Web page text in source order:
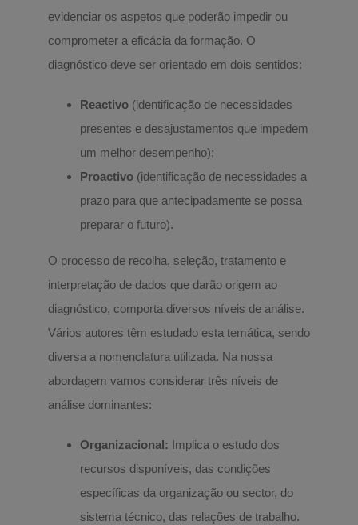
evidenciar os aspetos que poderão impedir ou
comprometer a eficácia da formação. O
diagnóstico deve ser orientado em dois sentidos:
Reactivo(identificação de necessidades
presentes e desajustamentos que impedem
um melhor desempenho);
Proactivo(identificação de necessidades a
prazo para que antecipadamente se possa
preparar o futuro).
O processo de recolha, seleção, tratamento e
interpretação de dados que darão origem ao
diagnóstico, comporta diversos níveis de análise.
Vários autores têm estudado esta temática, sendo
diversa a nomenclatura utilizada. Na nossa
abordagem vamos considerar três níveis de
análise dominantes:
Organizacional: Implica o estudo dos
recursos disponíveis, das condições
específicas da organização ou sector, do
sistema técnico, das relações de trabalho.